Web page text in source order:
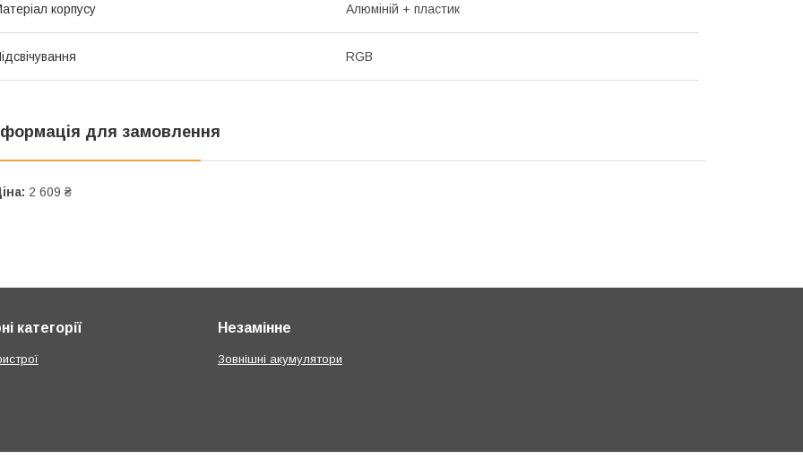
корпусу Алюміній + пластик
RGB
для замовлення
2 609 ₴
категорії Незамінне
Зовнішні акумулятори